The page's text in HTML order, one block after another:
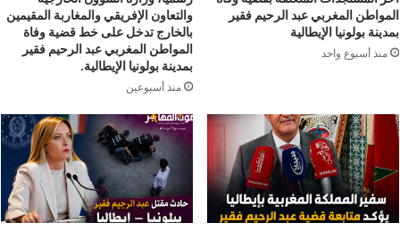
المواطن المغربي عبد الرحيم فقير
بمدينة بولونيا الإيطالية
منذ أسبوع واحد
والتعاون الإفريقي والمغاربة المقيمين
بالخارج تدخل على خط قضية وفاة
المواطن المغربي عبد الرحيم فقير
بمدينة بولونيا الإيطالية.
منذ أسبوعين